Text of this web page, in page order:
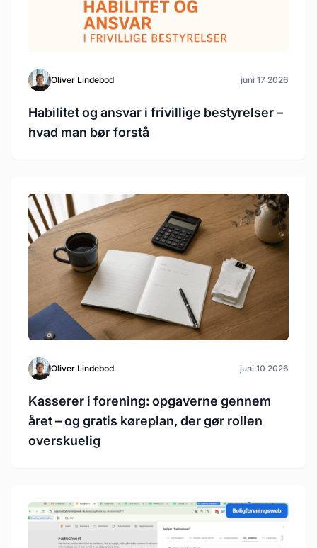
Oliver Lindebod juni 17 2026
Habilitet og ansvar i frivillige bestyrelser –
hvad man bør forstå
Oliver Lindebod juni 10 2026
Kasserer i forening: opgaverne gennem
året – og gratis køreplan, der gør rollen
overskuelig